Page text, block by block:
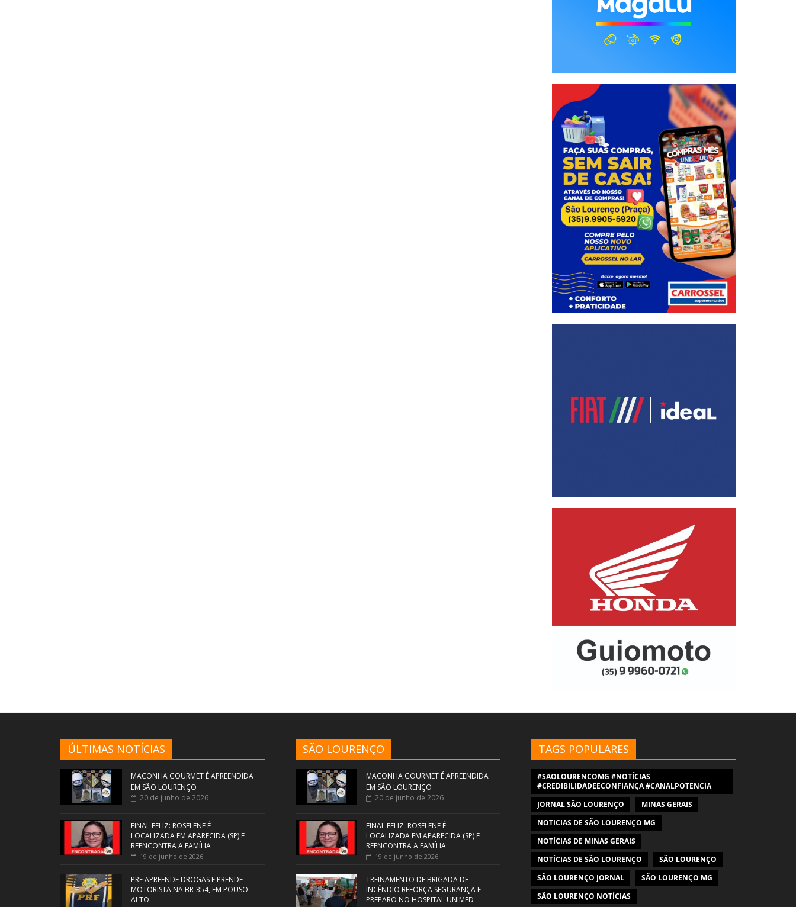
ÚLTIMAS NOTÍCIAS
MACONHA GOURMET É APREENDIDA
EM SÃO LOURENÇO
20 de junho de 2026
FINAL FELIZ: ROSELENE É
LOCALIZADA EM APARECIDA (SP) E
REENCONTRA A FAMÍLIA
19 de junho de 2026
PRF APREENDE DROGAS E PRENDE
MOTORISTA NA BR-354, EM POUSO
ALTO
SÃO LOURENÇO
MACONHA GOURMET É APREENDIDA
EM SÃO LOURENÇO
20 de junho de 2026
FINAL FELIZ: ROSELENE É
LOCALIZADA EM APARECIDA (SP) E
REENCONTRA A FAMÍLIA
19 de junho de 2026
TREINAMENTO DE BRIGADA DE
INCÊNDIO REFORÇA SEGURANÇA E
PREPARO NO HOSPITAL UNIMED
TAGS POPULARES
#SAOLOURENCOMG #NOTÍCIAS
#CREDIBILIDADEECONFIANÇA #CANALPOTENCIA
JORNAL SÃO LOURENÇO
MINAS GERAIS
NOTICIAS DE SÃO LOURENÇO MG
NOTÍCIAS DE MINAS GERAIS
NOTÍCIAS DE SÃO LOURENÇO
SÃO LOURENÇO
SÃO LOURENÇO JORNAL
SÃO LOURENÇO MG
SÃO LOURENÇO NOTÍCIAS